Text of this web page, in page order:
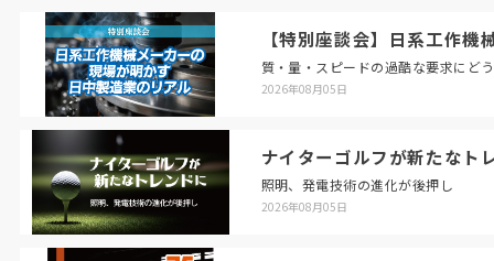
【特別座談会】日系工作
質・量・スピードの過酷な要求にど
2026年08月05日
ナイターゴルフが新たなト
照明、発電技術の進化が後押し
2026年08月05日